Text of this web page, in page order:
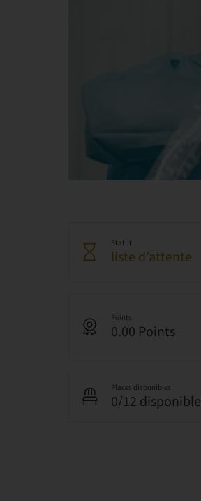
Statut
liste d’attente
Points
0.00 Points
Places disponibles
0/12 disponible